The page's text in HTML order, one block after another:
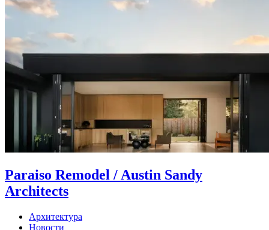
Paraiso Remodel / Austin Sandy
Architects
Архитектура
Новости